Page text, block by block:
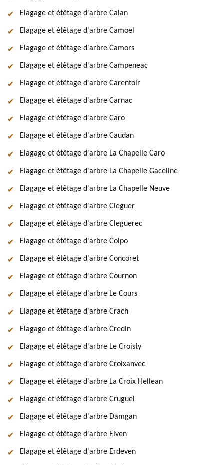
Elagage et étêtage d'arbre Calan
Elagage et étêtage d'arbre Camoel
Elagage et étêtage d'arbre Camors
Elagage et étêtage d'arbre Campeneac
Elagage et étêtage d'arbre Carentoir
Elagage et étêtage d'arbre Carnac
Elagage et étêtage d'arbre Caro
Elagage et étêtage d'arbre Caudan
Elagage et étêtage d'arbre La Chapelle Caro
Elagage et étêtage d'arbre La Chapelle Gaceline
Elagage et étêtage d'arbre La Chapelle Neuve
Elagage et étêtage d'arbre Cleguer
Elagage et étêtage d'arbre Cleguerec
Elagage et étêtage d'arbre Colpo
Elagage et étêtage d'arbre Concoret
Elagage et étêtage d'arbre Cournon
Elagage et étêtage d'arbre Le Cours
Elagage et étêtage d'arbre Crach
Elagage et étêtage d'arbre Credin
Elagage et étêtage d'arbre Le Croisty
Elagage et étêtage d'arbre Croixanvec
Elagage et étêtage d'arbre La Croix Hellean
Elagage et étêtage d'arbre Cruguel
Elagage et étêtage d'arbre Damgan
Elagage et étêtage d'arbre Elven
Elagage et étêtage d'arbre Erdeven